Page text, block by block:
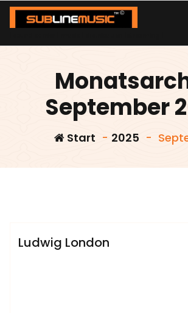
Zum
Inhalt
September
Start - 2025 -
Sublinemusic & Media UG
Ludwig London